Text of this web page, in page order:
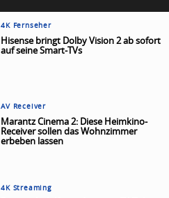
4K Fernseher
Hisense bringt Dolby Vision 2 ab sofort
auf seine Smart-TVs
AV Receiver
Marantz Cinema 2: Diese Heimkino-
Receiver sollen das Wohnzimmer
erbeben lassen
4K Streaming